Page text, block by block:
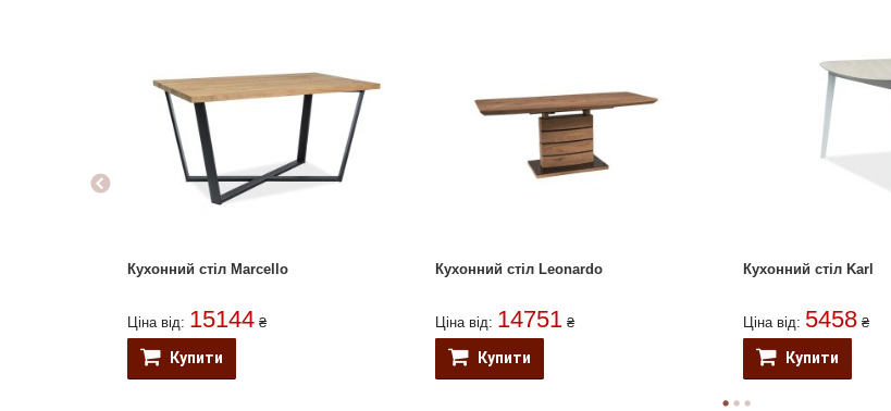
Кухонний стіл Marcello
Ціна від: 15144 ₴
Купити
Кухонний стіл Leonardo
Ціна від: 14751 ₴
Купити
Кухонний стіл Karl
Ціна від: 5458 ₴
Купити